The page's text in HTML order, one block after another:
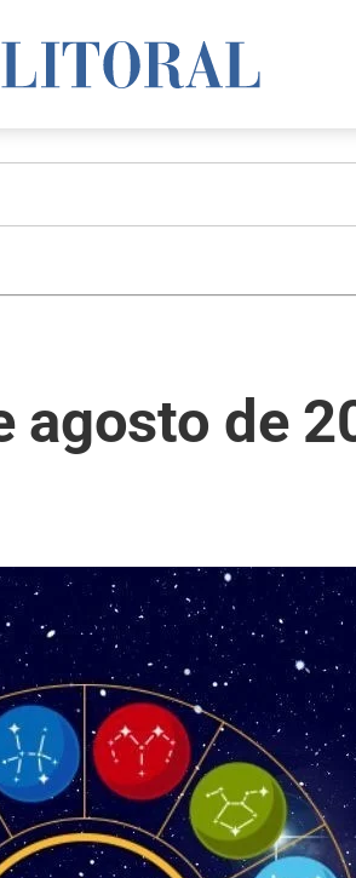
agosto de